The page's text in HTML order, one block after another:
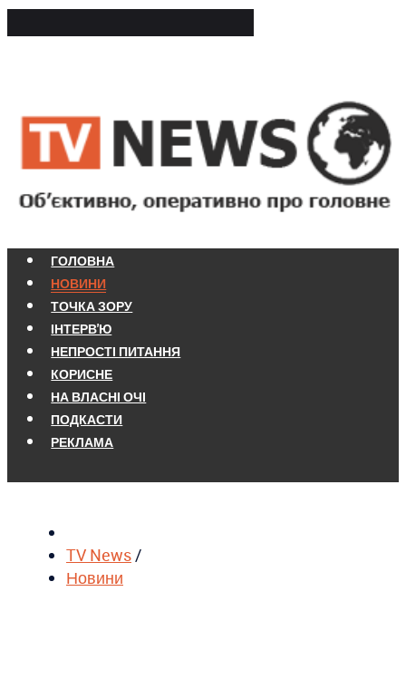
ГОЛОВНА
НОВИНИ
ТОЧКА ЗОРУ
ІНТЕРВ'Ю
НЕПРОСТІ ПИТАННЯ
КОРИСНЕ
НА ВЛАСНІ ОЧІ
ПОДКАСТИ
РЕКЛАМА
TV News/
Новини